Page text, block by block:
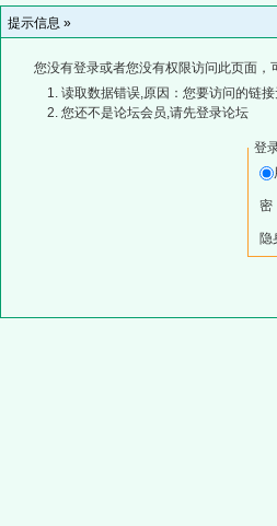
提示信息 »
您没有登录或者您没有权限访问此页面，
读取数据错误,原因：您要访问的链
您还不是论坛会员,请先登录论坛
登
密
隐